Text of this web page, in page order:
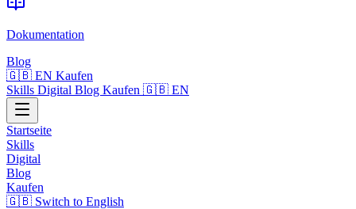
Dokumentation
Blog
🇬🇧 EN Kaufen
Skills Digital Blog Kaufen 🇬🇧 EN
Startseite
Skills
Digital
Blog
Kaufen
🇬🇧 Switch to English